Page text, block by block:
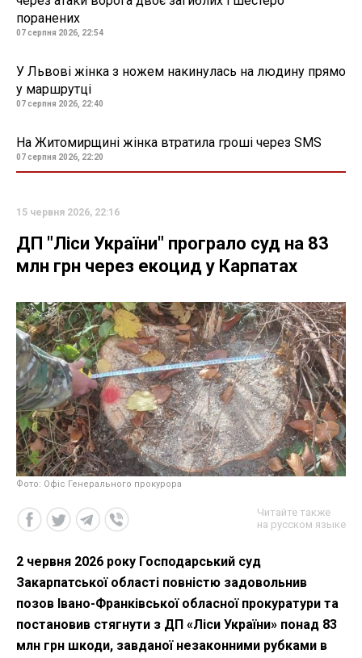
поранених
07 серпня 2026, 22:54
У Львові жінка з ножем накинулась на людину прямо
у маршрутці
07 серпня 2026, 22:40
На Житомирщині жінка втратила гроші через SMS
07 серпня 2026, 22:20
15 червня 2026, 22:16
ДП "Ліси України" програло суд на 83
млн грн через екоцид у Карпатах
Фото: Офіс Генерального прокурора
Читайте также
на русском языке
2 червня 2026 року Господарський суд
Закарпатської області повністю задовольнив
позов Івано-Франківської обласної прокуратури та
постановив стягнути з ДП «Ліси України» понад 83
млн грн шкоди, завданої незаконними рубками в